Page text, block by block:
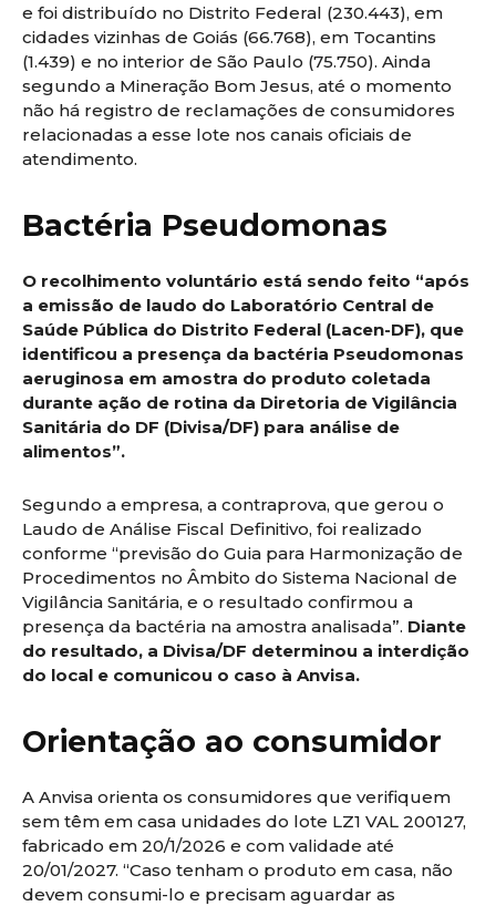
e foi distribuído no Distrito Federal (230.443), em
cidades vizinhas de Goiás (66.768), em Tocantins
(1.439) e no interior de São Paulo (75.750). Ainda
segundo a Mineração Bom Jesus, até o momento
não há registro de reclamações de consumidores
relacionadas a esse lote nos canais oficiais de
atendimento.
Bactéria Pseudomonas
O recolhimento voluntário está sendo feito “após
a emissão de laudo do Laboratório Central de
Saúde Pública do Distrito Federal (Lacen-DF), que
identificou a presença da bactéria Pseudomonas
aeruginosa em amostra do produto coletada
durante ação de rotina da Diretoria de Vigilância
Sanitária do DF (Divisa/DF) para análise de
alimentos”.
Segundo a empresa, a contraprova, que gerou o
Laudo de Análise Fiscal Definitivo, foi realizado
conforme “previsão do Guia para Harmonização de
Procedimentos no Âmbito do Sistema Nacional de
Vigilância Sanitária, e o resultado confirmou a
presença da bactéria na amostra analisada”. Diante
do resultado, a Divisa/DF determinou a interdição
do local e comunicou o caso à Anvisa.
Orientação ao consumidor
A Anvisa orienta os consumidores que verifiquem
sem têm em casa unidades do lote LZ1 VAL 200127,
fabricado em 20/1/2026 e com validade até
20/01/2027. “Caso tenham o produto em casa, não
devem consumi-lo e precisam aguardar as